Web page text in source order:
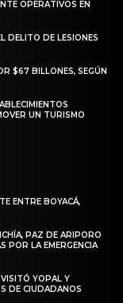
OPERATIVOS EN
DELITO DE LESIONES
$67 BILLONES, SEGÚN
UN TURISMO
ENTRE BOYACÁ,
PAZ DE ARIPORO
POR LA EMERGENCIA
YOPAL Y
DE CIUDADANOS